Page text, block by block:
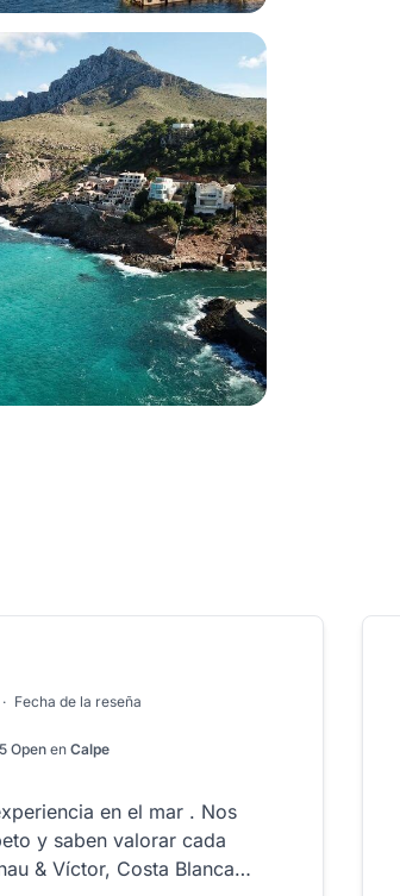
· Fecha de la reseña
Open en Calpe
en el mar . Nos
y saben valorar cada